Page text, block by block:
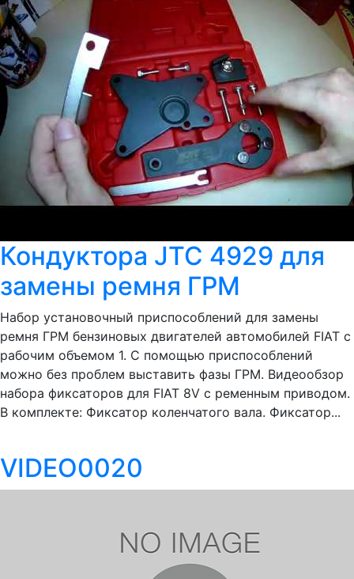
Кондуктора JTC 4929 для
замены ремня ГРМ
Набор установочный приспособлений для замены
ремня ГРМ бензиновых двигателей автомобилей FIAT с
рабочим объемом 1. С помощью приспособлений
можно без проблем выставить фазы ГРМ. Видеообзор
набора фиксаторов для FIAT 8V с ременным приводом.
В комплекте: Фиксатор коленчатого вала. Фиксатор...
VIDEO0020